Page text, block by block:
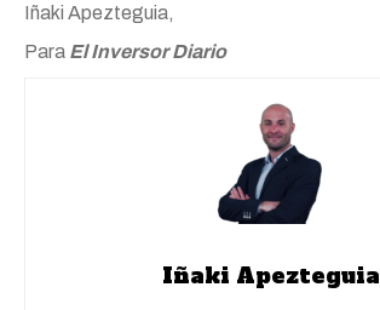
Iñaki Apezteguia,
Para El Inversor Diario
Iñaki Apezteguia